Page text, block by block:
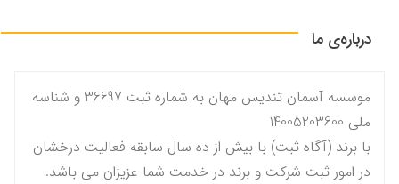
درباره‌ی ما
موسسه آسمان تندیس مهان به شماره ثبت 36697 و شناسه
ملی 14005203600
با برند (آگاه ثبت) با بیش از ده سال سابقه فعالیت درخشان
در امور ثبت شرکت و برند در خدمت شما عزیزان می باشد.